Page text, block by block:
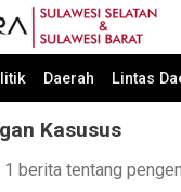
Daerah Lintas
Kasusus
berita tentang